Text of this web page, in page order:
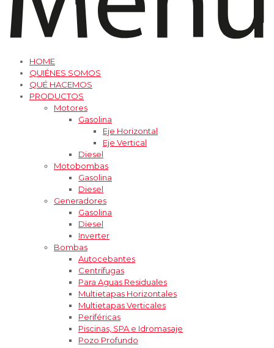
HOME
QUIÉNES SOMOS
QUÉ HACEMOS
PRODUCTOS
Motores
Gasolina
Eje Horizontal
Eje Vertical
Diesel
Motobombas
Gasolina
Diesel
Generadores
Gasolina
Diesel
Inverter
Bombas
Autocebantes
Centrífugas
Para Aguas Residuales
Multietapas Horizontales
Multietapas Verticales
Periféricas
Piscinas, SPA e Idromasaje
Pozo Profundo